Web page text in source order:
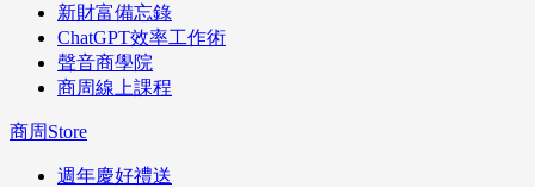
新財富備忘錄
ChatGPT效率工作術
聲音商學院
商周線上課程
商周Store
週年慶好禮送